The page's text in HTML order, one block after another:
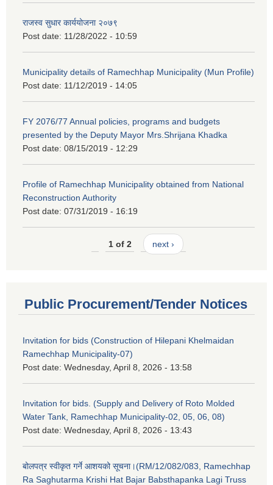
राजस्व सुधार कार्ययोजना २०७९
Post date: 11/28/2022 - 10:59
Municipality details of Ramechhap Municipality (Mun Profile)
Post date: 11/12/2019 - 14:05
FY 2076/77 Annual policies, programs and budgets
presented by the Deputy Mayor Mrs.Shrijana Khadka
Post date: 08/15/2019 - 12:29
Profile of Ramechhap Municipality obtained from National
Reconstruction Authority
Post date: 07/31/2019 - 16:19
1 of 2 next ›
Public Procurement/Tender Notices
Invitation for bids (Construction of Hilepani Khelmaidan
Ramechhap Municipality-07)
Post date: Wednesday, April 8, 2026 - 13:58
Invitation for bids. (Supply and Delivery of Roto Molded
Water Tank, Ramechhap Municipality-02, 05, 06, 08)
Post date: Wednesday, April 8, 2026 - 13:43
बोलपत्र स्वीकृत गर्ने आशयको सूचना।(RM/12/082/083, Ramechhap
Ra Saghutarma Krishi Hat Bajar Babsthapanka Lagi Truss